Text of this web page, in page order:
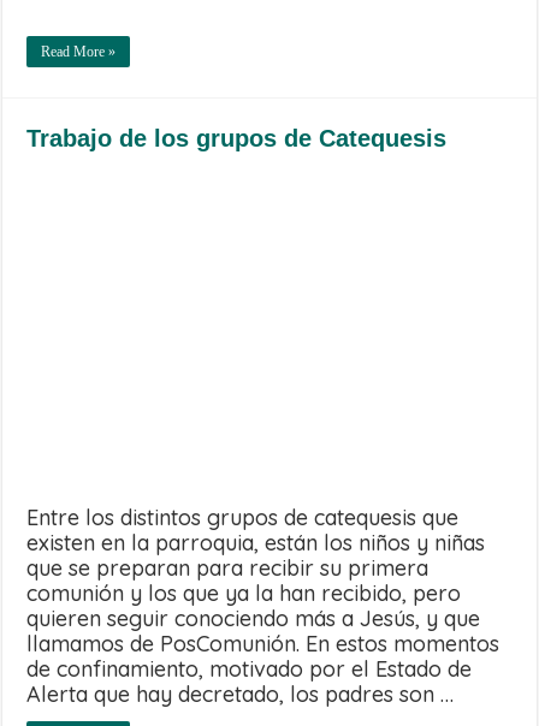
Read More »
Trabajo de los grupos de Catequesis
Entre los distintos grupos de catequesis que
existen en la parroquia, están los niños y niñas
que se preparan para recibir su primera
comunión y los que ya la han recibido, pero
quieren seguir conociendo más a Jesús, y que
llamamos de PosComunión. En estos momentos
de confinamiento, motivado por el Estado de
Alerta que hay decretado, los padres son …